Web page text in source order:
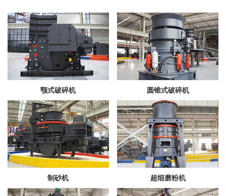
颚式破碎机 圆锥式破碎机
制砂机 超细磨粉机